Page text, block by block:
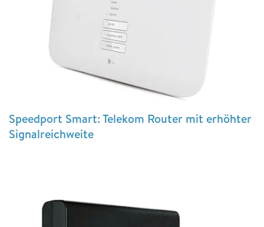
Speedport Smart: Telekom Router mit erhöhter
Signalreichweite